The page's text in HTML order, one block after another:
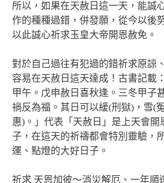
所以，如果在天赦日這一天，能誠
作的種種過錯，併發願，從今以後
以此誠心祈求玉皇大帝開恩赦免。
對於自己過往有犯過的錯祈求原諒
容易在天赦日這天達成！古書記載
甲午。戊申赦日喜秋逢。三冬甲子
禍反為福。其日可以緩(刑獄)，雪(
惠)。」代表「天赦日」是上天會開
子，在這天的祈禱都會特別靈驗，
運、點燈的大好日子。
祈求 天恩加彼～消災解厄、一年順